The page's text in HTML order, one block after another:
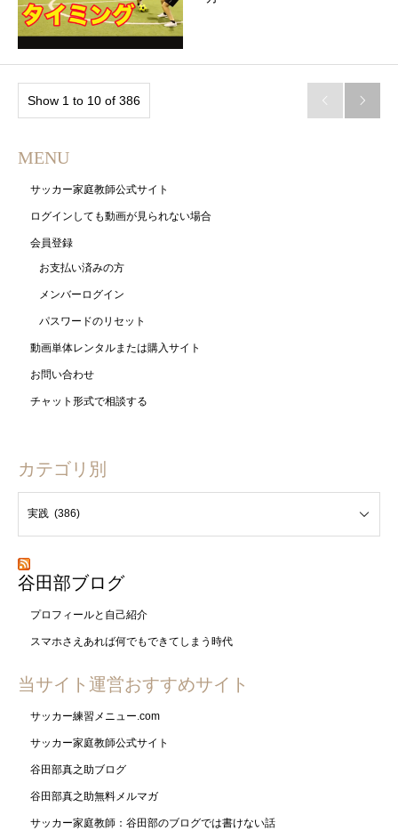
Show 1 to 10 of 386  
MENU
サッカー家庭教師公式サイト
ログインしても動画が見られない場合
会員登録
お支払い済みの方
メンバーログイン
パスワードのリセット
動画単体レンタルまたは購入サイト
お問い合わせ
チャット形式で相談する
カテゴリ別
谷田部ブログ
プロフィールと自己紹介
スマホさえあれば何でもできてしまう時代
当サイト運営おすすめサイト
サッカー練習メニュー.com
サッカー家庭教師公式サイト
谷田部真之助ブログ
谷田部真之助無料メルマガ
サッカー家庭教師：谷田部のブログでは書けない話